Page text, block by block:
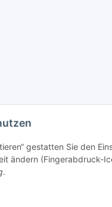
gestatten Sie den
ändern (Fingerabdruck-
.